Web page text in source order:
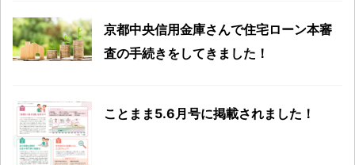
京都中央信用金庫さんで住宅ローン本審
査の手続きをしてきました！
ことまま5.6月号に掲載されました！